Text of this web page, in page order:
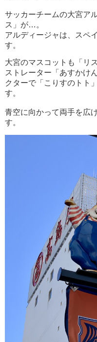
サッカーチームの大宮ア
ス」が…。
アルディージャは、スペ
す。
大宮のマスコットも「リ
ストレーター「あすかけ
クターで「こりすのトト
す。
青空に向かって両手を広
す。